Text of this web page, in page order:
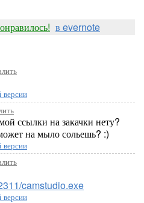
в evernote
ссылки на закачки нету?
на мыло сольешь? :)
camstudio.exe